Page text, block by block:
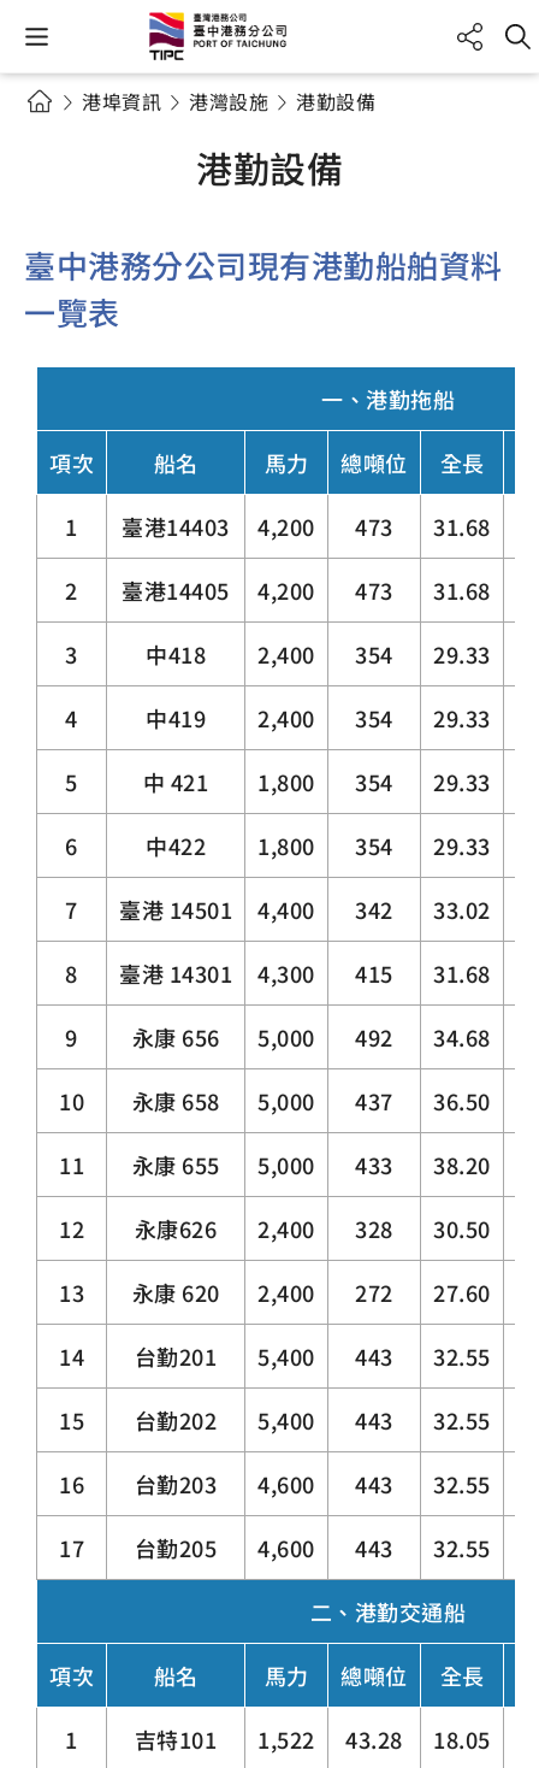
港埠資訊 港灣設施 港勤設備
港勤設備
臺中港務分公司現有港勤船舶資料
一覽表
一、港勤拖船
項次 船名 馬力 總噸位 全長
1 臺港14403 4,200 473 31.68
2 臺港14405 4,200 473 31.68
3 中418 2,400 354 29.33
4 中419 2,400 354 29.33
5 中 421 1,800 354 29.33
6 中422 1,800 354 29.33
7 臺港 14501 4,400 342 33.02
8 臺港 14301 4,300 415 31.68
9 永康 656 5,000 492 34.68
10 永康 658 5,000 437 36.50
11 永康 655 5,000 433 38.20
12 永康626 2,400 328 30.50
13 永康 620 2,400 272 27.60
14 台勤201 5,400 443 32.55
15 台勤202 5,400 443 32.55
16 台勤203 4,600 443 32.55
17 台勤205 4,600 443 32.55
二、港勤交通船
項次 船名 馬力 總噸位 全長
1 吉特101 1,522 43.28 18.05